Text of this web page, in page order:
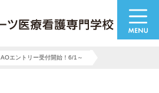
AOエントリー受付開始！6/1～